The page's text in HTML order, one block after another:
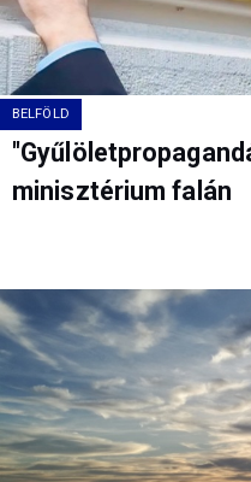
BELFÖLD
minisztérium falán